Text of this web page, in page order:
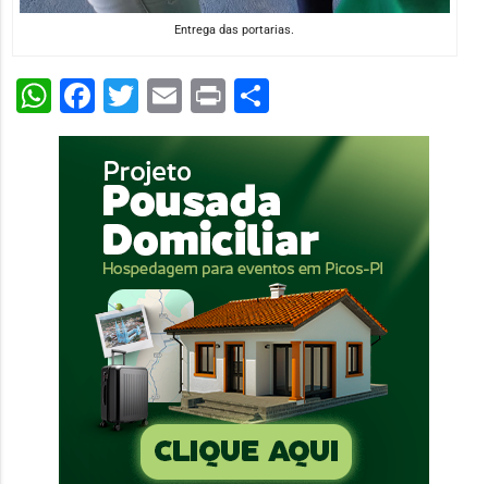
Entrega das portarias.
WhatsApp
Facebook
Twitter
Email
PrintShare